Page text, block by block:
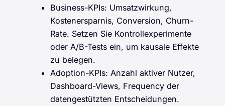
Business-KPIs: Umsatzwirkung,
Kostenersparnis, Conversion, Churn-
Rate. Setzen Sie Kontrollexperimente
oder A/B-Tests ein, um kausale Effekte
zu belegen.
Adoption-KPIs: Anzahl aktiver Nutzer,
Dashboard-Views, Frequency der
datengestützten Entscheidungen.